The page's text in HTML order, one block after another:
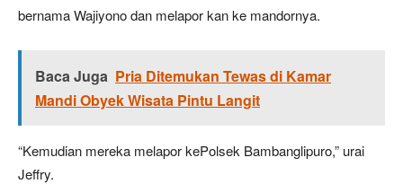
bernama Wajiyono dan melapor kan ke mandornya.
Baca Juga Pria Ditemukan Tewas di Kamar
Mandi Obyek Wisata Pintu Langit
“Kemudian mereka melapor kePolsek Bambanglipuro,” urai
Jeffry.